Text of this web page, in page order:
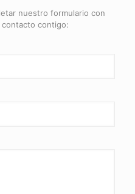
nuestro formulario con
contigo: